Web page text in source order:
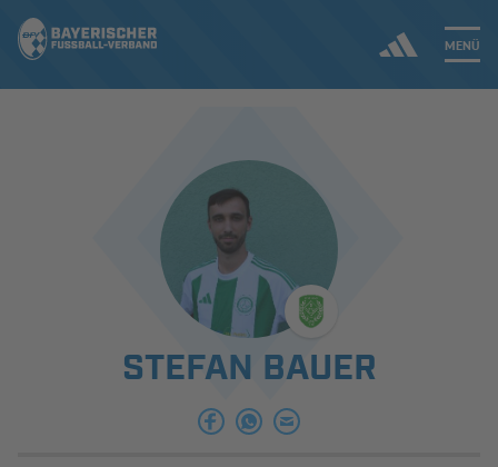
MENÜ
ERGEBNISSE & WETTBEWERBE
SPIELBETRIEB & VERBANDSLEBEN
AUSBILDUNG & FÖRDERUNG
STEFAN BAUER